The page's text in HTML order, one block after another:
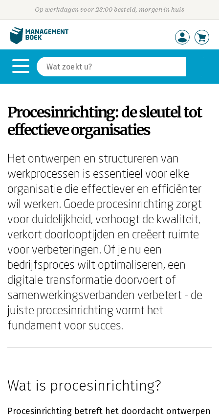
Op werkdagen voor 23:00 besteld, morgen in huis
Procesinrichting: de sleutel tot
effectieve organisaties
Het ontwerpen en structureren van
werkprocessen is essentieel voor elke
organisatie die effectiever en efficiënter
wil werken. Goede procesinrichting zorgt
voor duidelijkheid, verhoogt de kwaliteit,
verkort doorlooptijden en creëert ruimte
voor verbeteringen. Of je nu een
bedrijfsproces wilt optimaliseren, een
digitale transformatie doorvoert of
samenwerkingsverbanden verbetert - de
juiste procesinrichting vormt het
fundament voor succes.
Wat is procesinrichting?
Procesinrichting betreft het doordacht ontwerpen